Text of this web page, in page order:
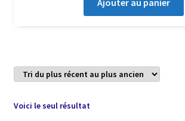
Ajouter au panier
Voici le seul résultat